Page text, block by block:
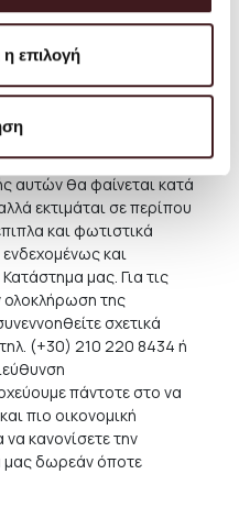
η επιλογή
αποστέλλονται ως
των εκπτώσεων
προϊόντα έως 2 κιλά).
ως μεγάλα δέματα.
αυτών θα φαίνεται κατά
εκτιμάται σε περίπου
και φωτιστικά
και
μας. Για τις
ολοκλήρωση της
σχετικά
(+30) 210 220 8434 ή
πάντοτε στο να
πιο οικονομική
κανονίσετε την
μας δωρεάν όποτε